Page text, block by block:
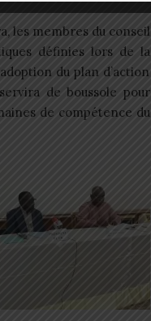
les membres du conseil
définies lors de la
du plan d’action
de boussole pour
de compétence du